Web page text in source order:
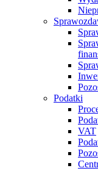
Podatki
VAT